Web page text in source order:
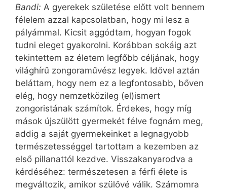
Bandi: A gyerekek születése előtt volt bennem
félelem azzal kapcsolatban, hogy mi lesz a
pályámmal. Kicsit aggódtam, hogyan fogok
tudni eleget gyakorolni. Korábban sokáig azt
tekintettem az életem legfőbb céljának, hogy
világhírű zongoraművész legyek. Idővel aztán
beláttam, hogy nem ez a legfontosabb, bőven
elég, hogy nemzetközileg (el)ismert
zongoristának számítok. Érdekes, hogy míg
mások újszülött gyermekét félve fognám meg,
addig a saját gyermekeinket a legnagyobb
természetességgel tartottam a kezemben az
első pillanattól kezdve. Visszakanyarodva a
kérdéséhez: természetesen a férfi élete is
megváltozik, amikor szülővé válik. Számomra